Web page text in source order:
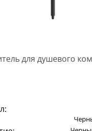
для душевого